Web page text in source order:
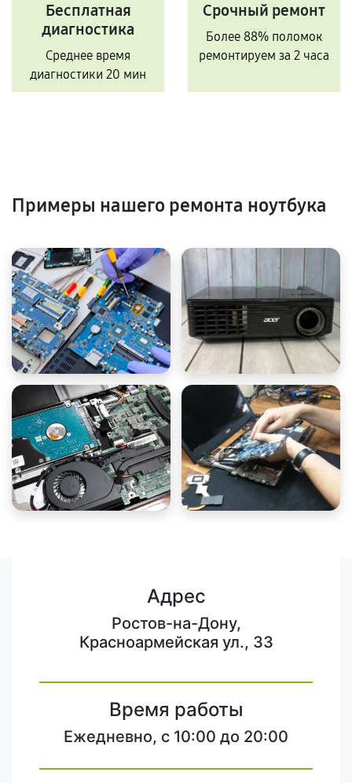
Бесплатная
диагностика
Среднее время
диагностики 20 мин
Срочный ремонт
Более 88% поломок
ремонтируем за 2 часа
Примеры нашего ремонта ноутбука
Адрес
Ростов-на-Дону,
Красноармейская ул., 33
Время работы
Ежедневно, с 10:00 до 20:00